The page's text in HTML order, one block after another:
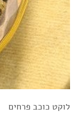
לוקט כוכב פרחים